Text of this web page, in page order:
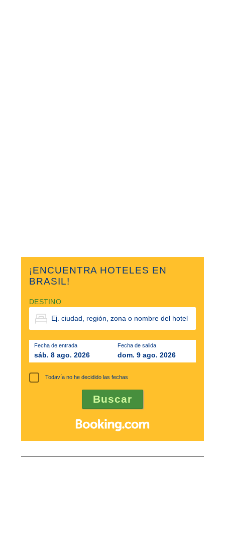
¡ENCUENTRA HOTELES EN
BRASIL!
DESTINO
Fecha de entrada
sáb. 8 ago. 2026
Fecha de salida
dom. 9 ago. 2026
Todavía no he decidido las fechas